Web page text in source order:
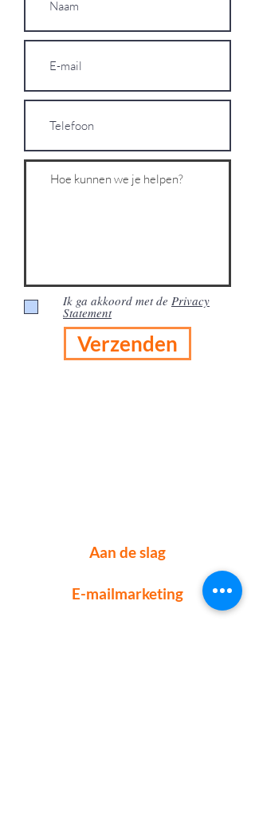
Ik ga akkoord met de Privacy
Statement
Verzenden
Aan de slag
E-mailmarketing